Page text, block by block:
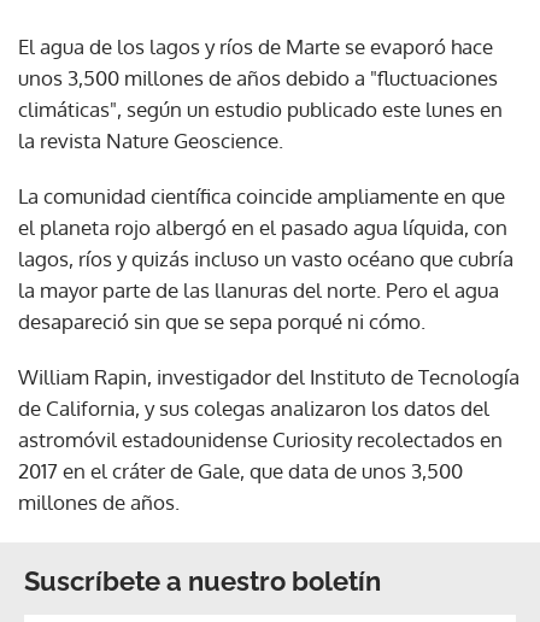
El agua de los lagos y ríos de Marte se evaporó hace
unos 3,500 millones de años debido a "fluctuaciones
climáticas", según un estudio publicado este lunes en
la revista Nature Geoscience.
La comunidad científica coincide ampliamente en que
el planeta rojo albergó en el pasado agua líquida, con
lagos, ríos y quizás incluso un vasto océano que cubría
la mayor parte de las llanuras del norte. Pero el agua
desapareció sin que se sepa porqué ni cómo.
William Rapin, investigador del Instituto de Tecnología
de California, y sus colegas analizaron los datos del
astromóvil estadounidense Curiosity recolectados en
2017 en el cráter de Gale, que data de unos 3,500
millones de años.
Suscríbete a nuestro boletín